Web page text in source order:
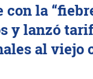
la
y lanzó
al viejo